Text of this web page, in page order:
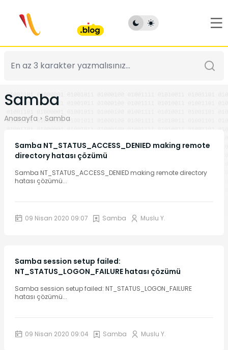
Samba
Anasayfa Samba
Samba NT_STATUS_ACCESS_DENIED making remote
directory hatası çözümü
Samba NT_STATUS_ACCESS_DENIED making remote directory
hatası çözümü...
09 Nisan 2020 09:07 Samba Muslu Y.
Samba session setup failed:
NT_STATUS_LOGON_FAILURE hatası çözümü
Samba session setup failed: NT_STATUS_LOGON_FAILURE
hatası çözümü...
09 Nisan 2020 09:04 Samba Muslu Y.